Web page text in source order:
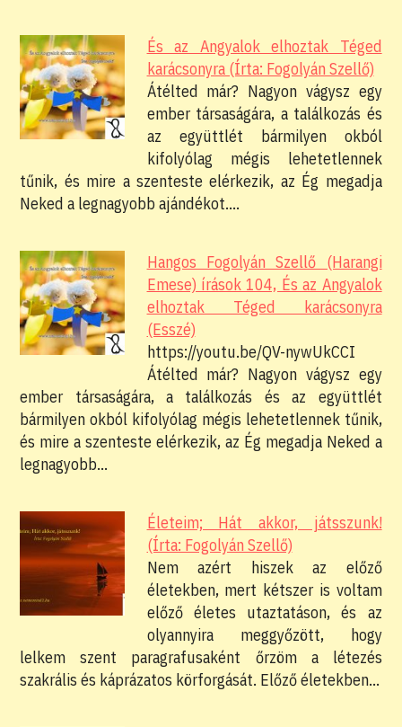
És az Angyalok elhoztak Téged
karácsonyra (Írta: Fogolyán Szellő)
Átélted már? Nagyon vágysz egy
ember társaságára, a találkozás és
az együttlét bármilyen okból
kifolyólag mégis lehetetlennek
tűnik, és mire a szenteste elérkezik, az Ég megadja
Neked a legnagyobb ajándékot.…
Hangos Fogolyán Szellő (Harangi
Emese) írások 104, És az Angyalok
elhoztak Téged karácsonyra
(Esszé)
https://youtu.be/QV-nywUkCCI
Átélted már? Nagyon vágysz egy
ember társaságára, a találkozás és az együttlét
bármilyen okból kifolyólag mégis lehetetlennek tűnik,
és mire a szenteste elérkezik, az Ég megadja Neked a
legnagyobb…
Életeim; Hát akkor, játsszunk!
(Írta: Fogolyán Szellő)
Nem azért hiszek az előző
életekben, mert kétszer is voltam
előző életes utaztatáson, és az
olyannyira meggyőzött, hogy
lelkem szent paragrafusaként őrzöm a létezés
szakrális és káprázatos körforgását. Előző életekben…